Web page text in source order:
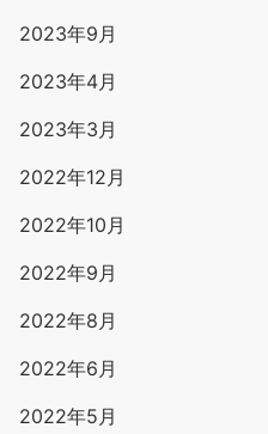
2023年9月
2023年4月
2023年3月
2022年12月
2022年10月
2022年9月
2022年8月
2022年6月
2022年5月